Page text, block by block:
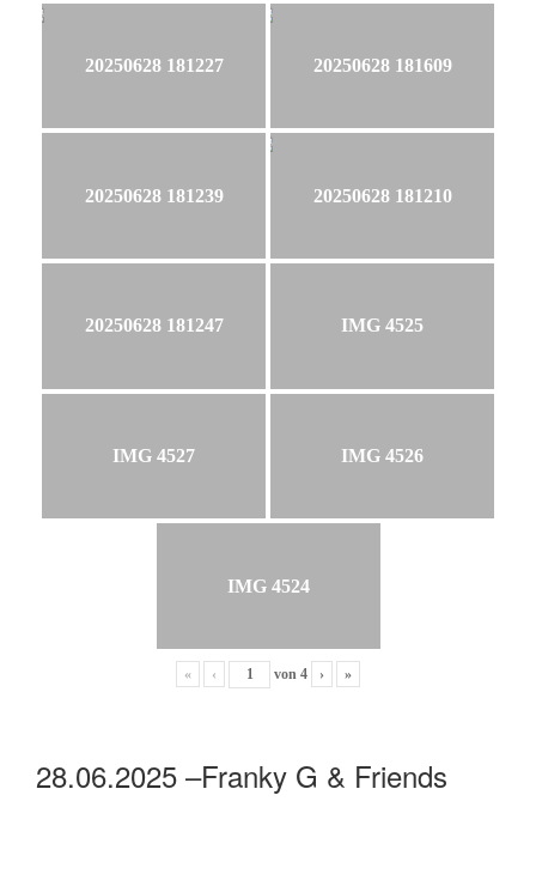
20250628 181227 20250628 181609
20250628 181239 20250628 181210
20250628 181247 IMG 4525
IMG 4527 IMG 4526
IMG 4524
« ‹ von 4 › »
28.06.2025 –Franky G & Friends